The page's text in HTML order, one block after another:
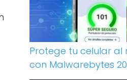
Protege tu celular al
con Malwarebytes